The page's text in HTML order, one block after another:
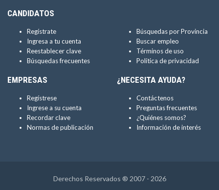
CANDIDATOS
Regístrate
Ingresa a tu cuenta
Reestablecer clave
Búsquedas frecuentes
Búsquedas por Provincia
Buscar empleo
Términos de uso
Política de privacidad
EMPRESAS
Regístrese
Ingrese a su cuenta
Recordar clave
Normas de publicación
¿NECESITA AYUDA?
Contáctenos
Preguntas frecuentes
¿Quiénes somos?
Información de interés
Derechos Reservados ® 2007 - 2026